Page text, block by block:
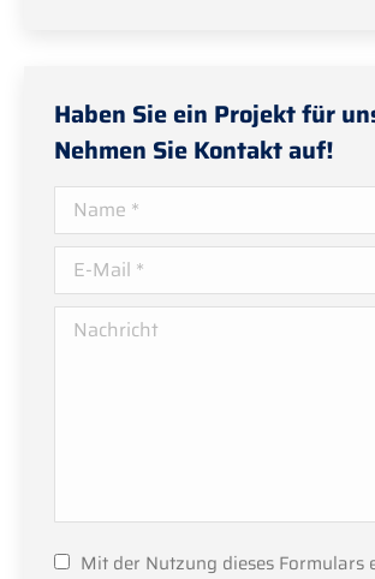
Haben Sie ein Projekt für
Nehmen Sie Kontakt auf!
Name *
E-Mail *
Nachricht
Mit der Nutzung dieses Formulars